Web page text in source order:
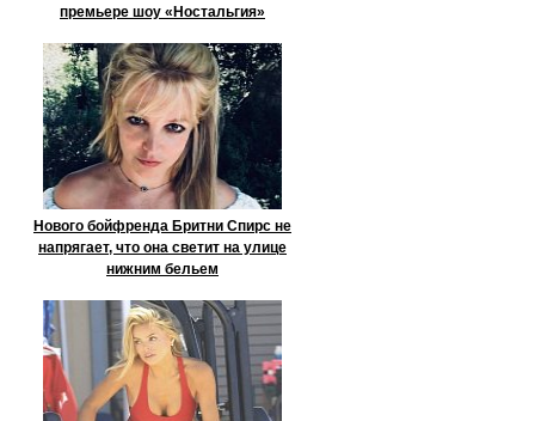
премьере шоу «Ностальгия»
Нового бойфренда Бритни Спирс не
напрягает, что она светит на улице
нижним бельем